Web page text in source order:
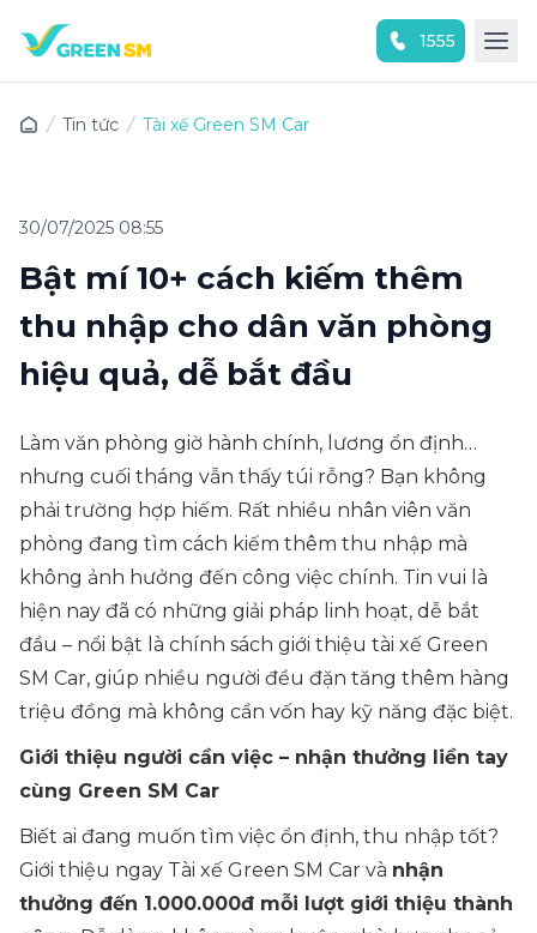
1555
Tin tức Tài xế Green SM Car
30/07/2025 08:55
Bật mí 10+ cách kiếm thêm
thu nhập cho dân văn phòng
hiệu quả, dễ bắt đầu
Làm văn phòng giờ hành chính, lương ổn định…
nhưng cuối tháng vẫn thấy túi rỗng? Bạn không
phải trường hợp hiếm. Rất nhiều nhân viên văn
phòng đang tìm cách kiếm thêm thu nhập mà
không ảnh hưởng đến công việc chính. Tin vui là
hiện nay đã có những giải pháp linh hoạt, dễ bắt
đầu – nổi bật là chính sách giới thiệu tài xế Green
SM Car, giúp nhiều người đều đặn tăng thêm hàng
triệu đồng mà không cần vốn hay kỹ năng đặc biệt.
Giới thiệu người cần việc – nhận thưởng liền tay
cùng Green SM Car
Biết ai đang muốn tìm việc ổn định, thu nhập tốt?
Giới thiệu ngay Tài xế Green SM Car và nhận
thưởng đến 1.000.000đ mỗi lượt giới thiệu thành